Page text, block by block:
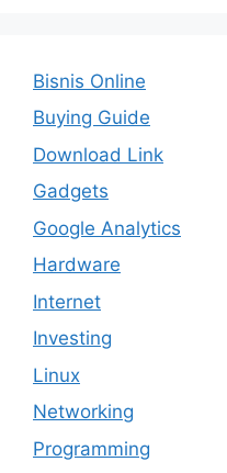
Bisnis Online
Buying Guide
Download Link
Gadgets
Google Analytics
Hardware
Internet
Investing
Linux
Networking
Programming